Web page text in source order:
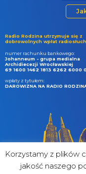
Radio Rodzina utrzymuje się z
dobrowolnych wpłat
numer rachunku bankowego:
Johanneum - grupa medialna
Archidiecezji Wrocławskiej
69 1600 1462 1813 6262 6000
wpłaty z tytułem:
DAROWIZNA NA RADIO
Korzystamy z plików
jakość naszego